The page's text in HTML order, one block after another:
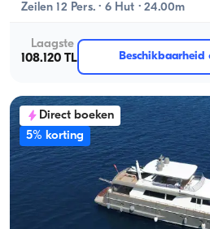
Zeilen 12 Pers. · 6 Hut · 24.00m
Laagste
108.120 TL
Direct boeken
5% korting